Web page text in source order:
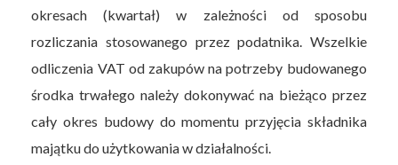
okresach (kwartał) w zależności od sposobu
rozliczania stosowanego przez podatnika. Wszelkie
odliczenia VAT od zakupów na potrzeby budowanego
środka trwałego należy dokonywać na bieżąco przez
cały okres budowy do momentu przyjęcia składnika
majątku do użytkowania w działalności.